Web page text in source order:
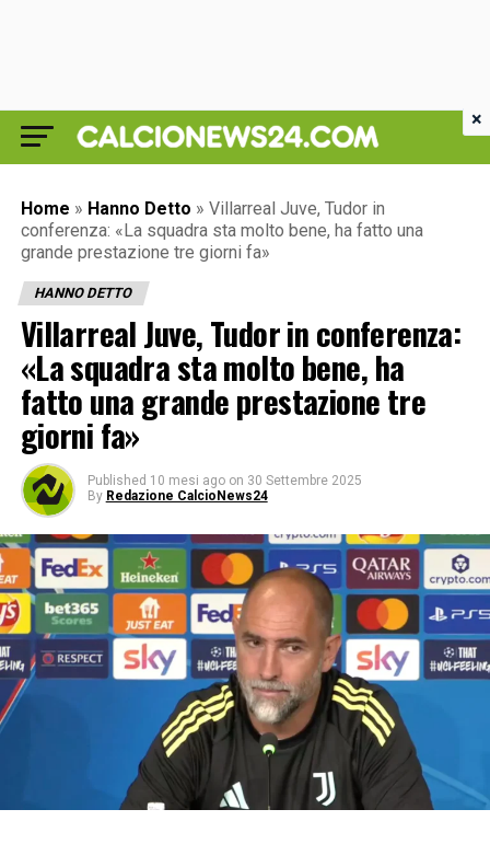
Home » Hanno Detto » Villarreal Juve, Tudor in
conferenza: «La squadra sta molto bene, ha fatto una
grande prestazione tre giorni fa»
HANNO DETTO
Villarreal Juve, Tudor in conferenza:
«La squadra sta molto bene, ha
fatto una grande prestazione tre
giorni fa»
Published 10 mesi ago on 30 Settembre 2025
By Redazione CalcioNews24
×